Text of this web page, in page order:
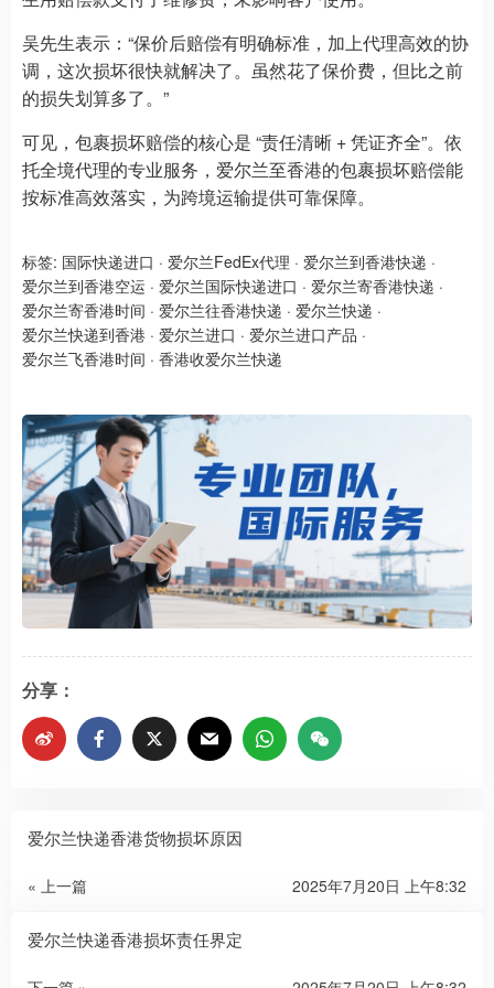
吴先生表示：“保价后赔偿有明确标准，加上代理高效的协
调，这次损坏很快就解决了。虽然花了保价费，但比之前
的损失划算多了。”
可见，包裹损坏赔偿的核心是 “责任清晰 + 凭证齐全”。依
托全境代理的专业服务，爱尔兰至香港的包裹损坏赔偿能
按标准高效落实，为跨境运输提供可靠保障。
标签: 国际快递进口 · 爱尔兰FedEx代理 · 爱尔兰到香港快递 ·
爱尔兰到香港空运 · 爱尔兰国际快递进口 · 爱尔兰寄香港快递 ·
爱尔兰寄香港时间 · 爱尔兰往香港快递 · 爱尔兰快递 ·
爱尔兰快递到香港 · 爱尔兰进口 · 爱尔兰进口产品 ·
爱尔兰飞香港时间 · 香港收爱尔兰快递
分享：
爱尔兰快递香港货物损坏原因
« 上一篇 2025年7月20日 上午8:32
爱尔兰快递香港损坏责任界定